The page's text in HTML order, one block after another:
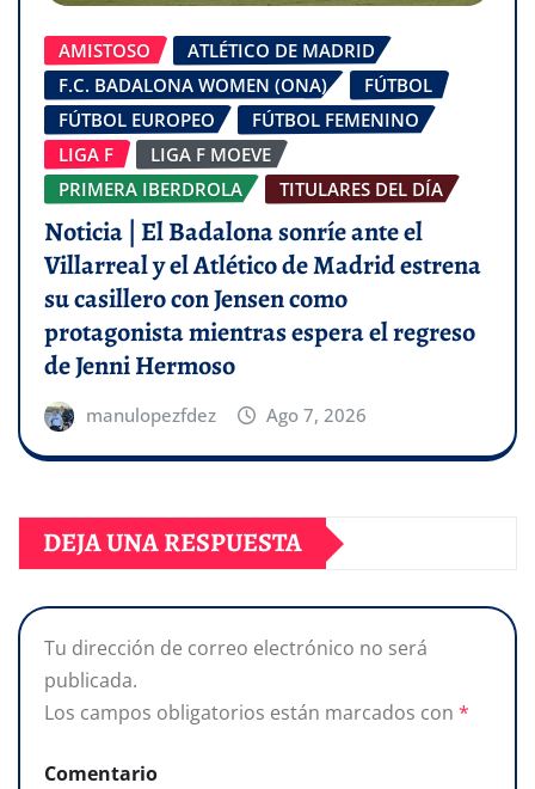
AMISTOSO
ATLÉTICO DE MADRID
F.C. BADALONA WOMEN (ONA)
FÚTBOL
FÚTBOL EUROPEO
FÚTBOL FEMENINO
LIGA F
LIGA F MOEVE
PRIMERA IBERDROLA
TITULARES DEL DÍA
Noticia | El Badalona sonríe ante el
Villarreal y el Atlético de Madrid estrena
su casillero con Jensen como
protagonista mientras espera el regreso
de Jenni Hermoso
manulopezfdez Ago 7, 2026
DEJA UNA RESPUESTA
Tu dirección de correo electrónico no será
publicada.
Los campos obligatorios están marcados con *
Comentario